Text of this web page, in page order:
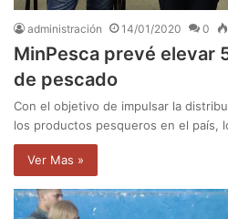
administración 14/01/2020 0
MinPesca prevé elevar
de pescado
Con el objetivo de impulsar la
los productos pesqueros en el país,
Ver Mas »